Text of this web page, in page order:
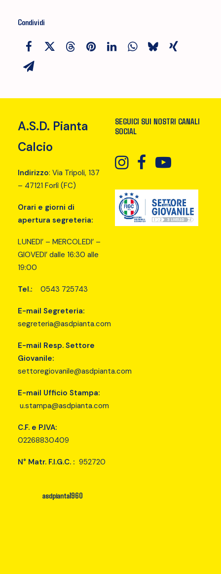
Condividi
A.S.D. Pianta
Calcio
Indirizzo: Via Tripoli, 137
– 47121 Forlì (FC)
Orari e giorni di
apertura segreteria:
LUNEDI’ – MERCOLEDI’ –
GIOVEDI’ dalle 16:30 alle
19:00
Tel.: 0543 725743
E-mail Segreteria:
segreteria@asdpianta.com
E-mail Resp. Settore
Giovanile:
settoregiovanile@asdpianta.com
E-mail Ufficio Stampa:
u.stampa@asdpianta.com
C.F. e P.IVA:
02268830409
N° Matr. F.I.G.C. : 952720
SEGUICI SUI NOSTRI CANALI
SOCIAL
asdpianta1960